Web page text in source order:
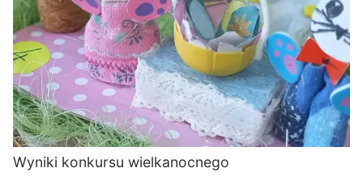
Wyniki konkursu wielkanocnego